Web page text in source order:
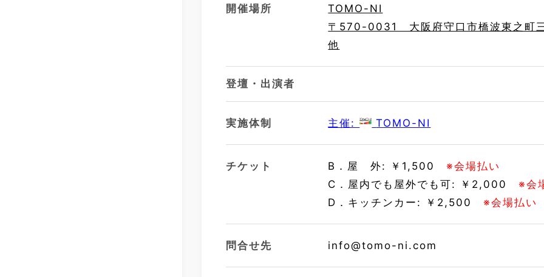
開催場所
TOMO-NI
〒570-0031 大阪府守口市橋波東之
他
登壇・出演者
実施体制 主催: TOMO-NI
チケット B．屋 外: ￥1,500 ※会場払い
C．屋内でも屋外でも可: ￥2,000 ※会
D．キッチンカー: ￥2,500 ※会場払い
問合せ先 info@tomo-ni.com